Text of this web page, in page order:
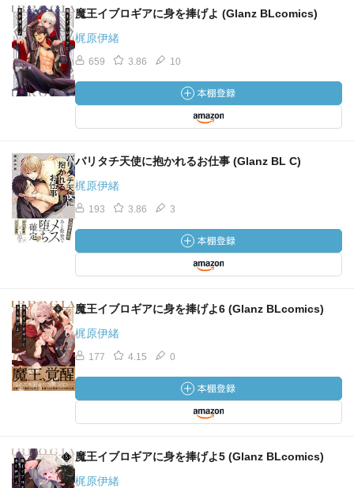
魔王イブロギアに身を捧げよ (Glanz BLcomics)
梶原伊緒
659 3.86 10
バリタチ天使に抱かれるお仕事 (Glanz BL C)
梶原伊緒
193 3.86 3
魔王イブロギアに身を捧げよ6 (Glanz BLcomics)
梶原伊緒
177 4.15 0
魔王イブロギアに身を捧げよ5 (Glanz BLcomics)
梶原伊緒